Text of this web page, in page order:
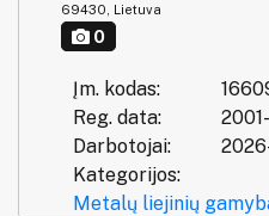
69430, Lietuva
0
Įm. kodas:
Reg. data:
Darbotojai:
Kategorijos:
Metalų liejinių